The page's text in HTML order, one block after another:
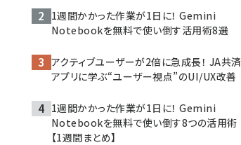
1週間かかった作業が1日に！ Gemini
Notebookを無料で使い倒す活用術8選
アクティブユーザーが2倍に急成長！ JA共済
アプリに学ぶ“ユーザー視点”のUI/UX改善
1週間かかった作業が1日に！ Gemini
Notebookを無料で使い倒す8つの活用術
【1週間まとめ】